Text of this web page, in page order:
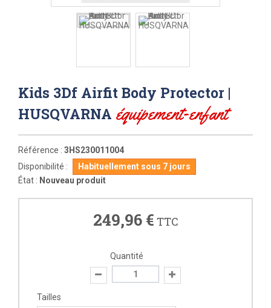
Kids 3Df Airfit Body Protector |
HUSQVARNA équipement-enfant
Référence : 3HS230011004
Disponibilité :
Habituellement sous 7 jours
État : Nouveau produit
249,96 € TTC
Quantité
Tailles